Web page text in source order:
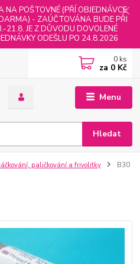
NA POŠTOVNÉ (PŘÍ OBJEDNÁVCE
- ZAÚČTOVÁNA BUDE PŘI
21.8. JE Z DŮVODU DOVOLENÉ
ODEŠLU PO 24.8.2026
Menu
Hledat
0 ks
za 0 Kč
paličkování a frivolitky
B30